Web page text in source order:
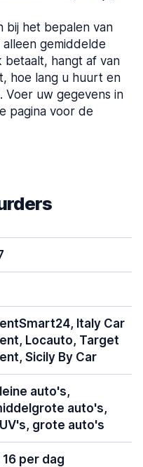
bij het bepalen van
alleen gemiddelde
betaalt, hangt af van
hoe lang u huurt en
Voer uw gegevens in
pagina voor de
Italy Car
Locauto, Target
Sicily By Car
auto's,
auto's,
grote auto's
per dag